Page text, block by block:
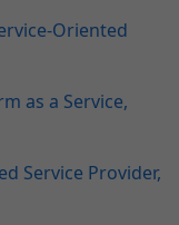
Oriented
as a Service,
Service Provider,